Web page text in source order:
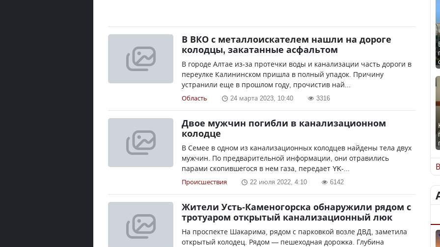
В ВКО с металлоискателем нашли на дороге
колодцы, закатанные асфальтом
В городе Алтае из-за протечки воды и канализации часть дороги в
переулке Калининском пришла в полный упадок. Причину
устранили еще в прошлом году, прочистив най...
Область 24 марта 2023, 10:40 3316
Двое мужчин погибли в канализационном
колодце
В Семее в одном из канализационных колодцев найдены тела двух
мужчин. По предварительной информации, они отравились
парами скопившегося в нем газа, передает YK-...
Происшествия 22 июля 2022, 4:10 6142
Жители Усть-Каменогорска обнаружили рядом с
тротуаром открытый канализационный люк
На проспекте Шакарима, рядом с парковкой возле ДВД, заметила
открытый колодец. Рядом — пешеходная дорожка. Глубина